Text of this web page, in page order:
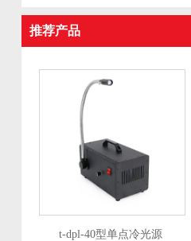
推荐产品
t-dpl-40型单点冷光源